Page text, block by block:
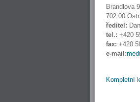
Brandlova 9
702 00
ředitel:
tel.: +420
fax: +420
e-mail:
Kompletní